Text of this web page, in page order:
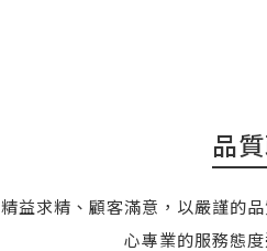
品
精益求精、顧客滿意，以嚴謹的
心專業的服務態度